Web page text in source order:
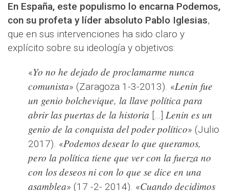
En España, este populismo lo encarna Podemos,
con su profeta y líder absoluto Pablo Iglesias,
que en sus intervenciones ha sido claro y
explícito sobre su ideología y objetivos:
«Yo no he dejado de proclamarme nunca
comunista» (Zaragoza 1-3-2013). «Lenin fue
un genio bolchevique, la llave política para
abrir las puertas de la historia […] Lenin es un
genio de la conquista del poder político» (Julio
2017). «Podemos desear lo que queramos,
pero la política tiene que ver con la fuerza no
con los deseos ni con lo que se dice en una
asamblea» (17 -2- 2014). «Cuando decidimos